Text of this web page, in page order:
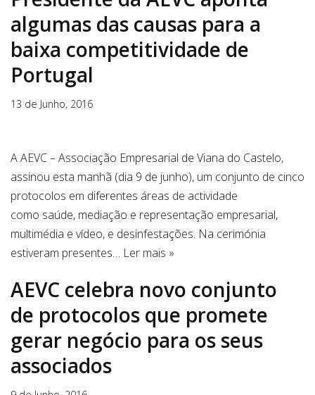
algumas das causas para a
baixa competitividade de
Portugal
13 de Junho, 2016
A AEVC – Associação Empresarial de Viana do Castelo,
assinou esta manhã (dia 9 de junho), um conjunto de cinco
protocolos em diferentes áreas de actividade
como saúde, mediação e representação empresarial,
multimédia e vídeo, e desinfestações. Na cerimónia
estiveram presentes… Ler mais »
AEVC celebra novo conjunto
de protocolos que promete
gerar negócio para os seus
associados